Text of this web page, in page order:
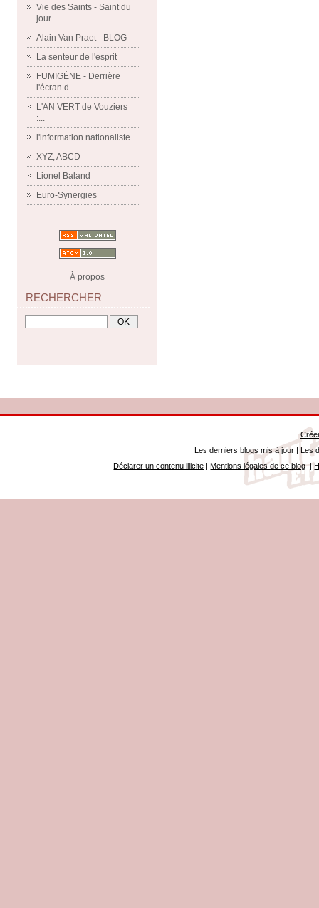
Vie des Saints - Saint du
jour
Alain Van Praet - BLOG
La senteur de l'esprit
FUMIGÈNE - Derrière
l'écran d...
L'AN VERT de Vouziers
:...
l'information nationaliste
XYZ, ABCD
Lionel Baland
Euro-Synergies
À propos
RECHERCHER
Les derniers blogs mis à jour |Les
Déclarer un contenu illicite |Mentions légales de ce blog|